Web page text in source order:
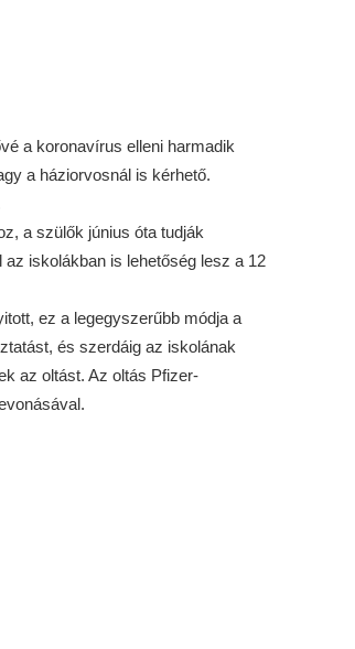
a koronavírus elleni harmadik
a háziorvosnál is kérhető.
a szülők június óta tudják
iskolákban is lehetőség lesz a 12
ez a legegyszerűbb módja a
és szerdáig az iskolának
az oltást. Az oltás Pfizer-